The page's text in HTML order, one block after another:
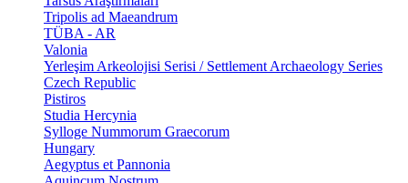
Tripolis ad Maeandrum
TÜBA - AR
Valonia
Yerleşim Arkeolojisi Serisi / Settlement Archaeology Series
Czech Republic
Pistiros
Studia Hercynia
Sylloge Nummorum Graecorum
Hungary
Aegyptus et Pannonia